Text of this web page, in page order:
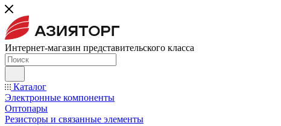
Интернет-магазин представительского класса
Каталог
Электронные компоненты
Оптопары
Резисторы и связанные элементы